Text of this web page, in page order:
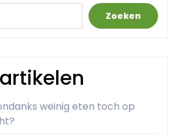
Zoeken
weinig eten toch op